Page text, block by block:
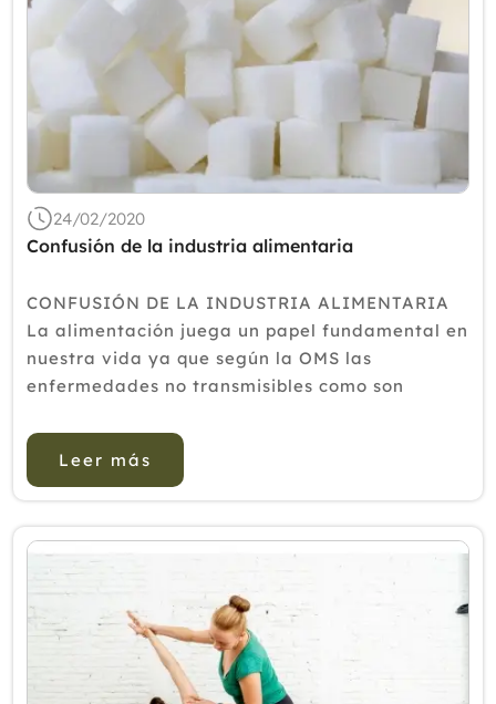
24/02/2020
Confusión de la industria alimentaria
CONFUSIÓN DE LA INDUSTRIA ALIMENTARIA
La alimentación juega un papel fundamental en
nuestra vida ya que según la OMS las
enfermedades no transmisibles como son
diabetes y enfermedades pulmonares, son en
causa o en co...
Leer más